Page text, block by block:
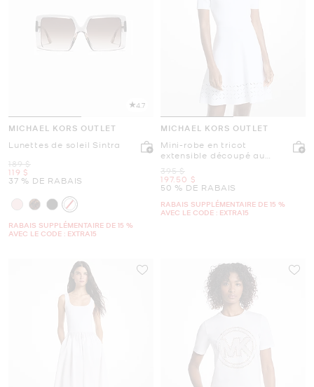
4.7
MICHAEL KORS OUTLET
Lunettes de soleil Sintra
était
189 $
maintenant
119 $
37 % DE RABAIS
RABAIS SUPPLÉMENTAIRE DE 15 %
AVEC LE CODE : EXTRA15
MICHAEL KORS OUTLET
Mini-robe en tricot
extensible découpé au
était
395 $
maintenant
197.50 $
50 % DE RABAIS
RABAIS SUPPLÉMENTAIRE DE 15 %
AVEC LE CODE : EXTRA15